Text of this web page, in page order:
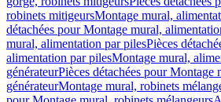
robinets mitigeursMontage mural,
détachées pour Montage mural,
mural, alimentation par pilesPièces
alimentation par pilesMontage mural,
générateurPièces détachées pour Montage
générateurMontage mural, robinets